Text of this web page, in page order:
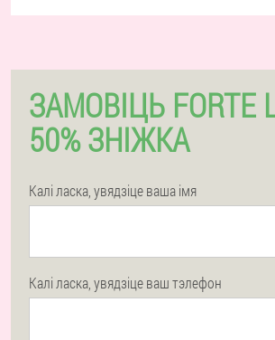
ЗАМОВІЦЬ FORTE
50% ЗНІЖКА
Калі ласка, увядзіце ваша імя
Калі ласка, увядзіце ваш тэлефон